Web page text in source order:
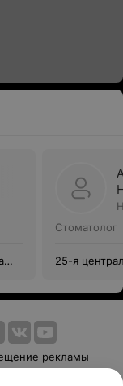
Стоматолог
25-я
рекламы